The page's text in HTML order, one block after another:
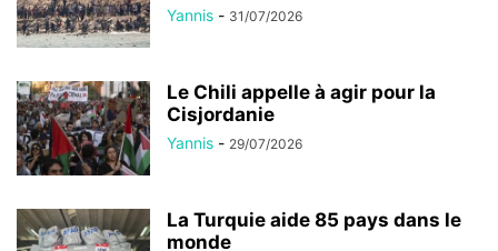
Yannis - 31/07/2026
Le Chili appelle à agir pour la
Cisjordanie
Yannis - 29/07/2026
La Turquie aide 85 pays dans le
monde